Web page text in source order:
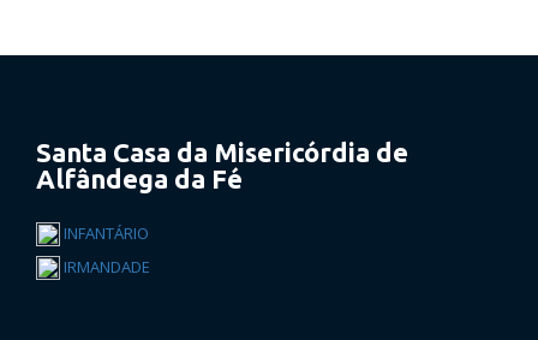
Santa Casa da Misericórdia de
Alfândega da Fé
INFANTÁRIO
IRMANDADE